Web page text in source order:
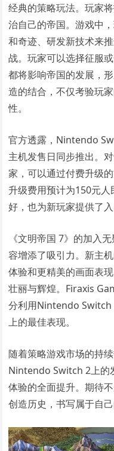
经典的策略玩法。玩家
治自己的帝国。游戏中
和奇迹、研发新技术来
战。玩家可以选择征服
都将影响帝国的发展，
造的结合，不仅考验玩
性。
官方透露，Nintendo
主机发售日同步推出。
家，可以通过付费升级
升级费用预计为150元
好，也为新玩家提供了入
《文明帝国 7》的加入
容增添了吸引力。新主
体验和更精美的画面表
壮丽与辉煌。Firaxis
分利用Nintendo Switch
上的最佳表现。
随着策略游戏市场的持
Nintendo Switch 2上的
体验的全面提升。期待
创造历史，书写属于自己